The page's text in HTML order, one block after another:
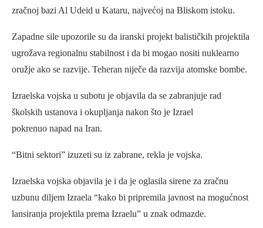
zračnoj bazi Al Udeid u Kataru, najvećoj na Bliskom istoku.
Zapadne sile upozorile su da iranski projekt balističkih projektila
ugrožava regionalnu stabilnost i da bi mogao nositi nuklearno
oružje ako se razvije. Teheran niječe da razvija atomske bombe.
Izraelska vojska u subotu je objavila da se zabranjuje rad
školskih ustanova i okupljanja nakon što je Izrael
pokrenuo napad na Iran.
“Bitni sektori” izuzeti su iz zabrane, rekla je vojska.
Izraelska vojska objavila je i da je oglasila sirene za zračnu
uzbunu diljem Izraela “kako bi pripremila javnost na mogućnost
lansiranja projektila prema Izraelu” u znak odmazde.